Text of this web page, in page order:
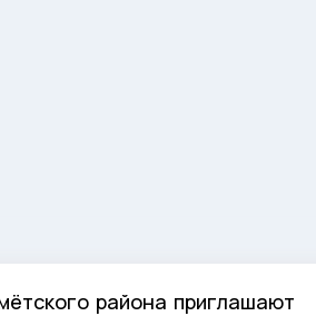
района приглашают